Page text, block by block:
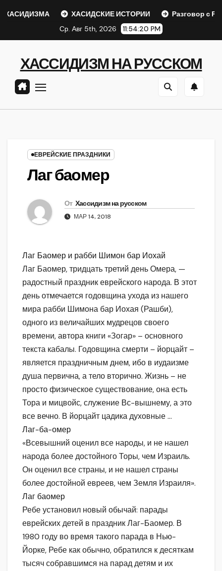
ХАСИДСКИЕ ИСТОРИИ
Разговор с Ребе
Ср. Авг 5th, 2026
11:54:21 PM
ХАССИДИЗМ НА РУССКОМ
ЕВРЕЙСКИЕ ПРАЗДНИКИ
Лаг баомер
От Хассидизм на русском
МАР 14, 2018
Лаг Баомер и рабби Шимон бар Иохай
Лаг Баомер, тридцать третий день Омера, —
радостный праздник еврейского народа. В этот
день отмечается годовщина ухода из нашего
мира рабби Шимона бар Иохая (Рашби),
одного из величайших мудрецов своего
времени, автора книги «Зогар» – основного
текста кабалы. Годовщина смерти – йорцайт –
является праздничным днем, ибо в иудаизме
душа первична, а тело вторично. Жизнь – не
просто физическое существование, она есть
Тора и мицвойс, служение Вс-вышнему, а это
все вечно. В йорцайт цадика духовные…
Лаг-ба-омер
«Всевышний оценил все народы, и не нашел
народа более достойного Торы, чем Израиль.
Он оценил все страны, и не нашел страны
более достойной евреев, чем Земля Израиля».
Лаг баомер
Ребе установил новый обычай: парады
еврейских детей в праздник Лаг-Баомер. В
1980 году во время такого парада в Нью-
Йорке, Ребе как обычно, обратился к десяткам
тысяч собравшимся на парад детям и их